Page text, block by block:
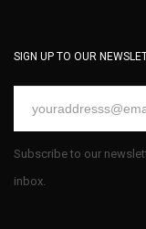
SIGN UP TO OUR
Subscribe to our
inbox.